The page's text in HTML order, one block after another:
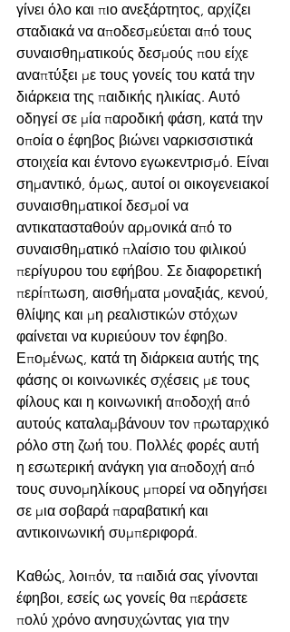
γίνει όλο και πιο ανεξάρτητος, αρχίζει
σταδιακά να αποδεσμεύεται από τους
συναισθηματικούς δεσμούς που είχε
αναπτύξει με τους γονείς του κατά την
διάρκεια της παιδικής ηλικίας. Αυτό
οδηγεί σε μία παροδική φάση, κατά την
οποία ο έφηβος βιώνει ναρκισσιστικά
στοιχεία και έντονο εγωκεντρισμό. Είναι
σημαντικό, όμως, αυτοί οι οικογενειακοί
συναισθηματικοί δεσμοί να
αντικατασταθούν αρμονικά από το
συναισθηματικό πλαίσιο του φιλικού
περίγυρου του εφήβου. Σε διαφορετική
περίπτωση, αισθήματα μοναξιάς, κενού,
θλίψης και μη ρεαλιστικών στόχων
φαίνεται να κυριεύουν τον έφηβο.
Επομένως, κατά τη διάρκεια αυτής της
φάσης οι κοινωνικές σχέσεις με τους
φίλους και η κοινωνική αποδοχή από
αυτούς καταλαμβάνουν τον πρωταρχικό
ρόλο στη ζωή του. Πολλές φορές αυτή
η εσωτερική ανάγκη για αποδοχή από
τους συνομηλίκους μπορεί να οδηγήσει
σε μια σοβαρά παραβατική και
αντικοινωνική συμπεριφορά.
Καθώς, λοιπόν, τα παιδιά σας γίνονται
έφηβοι, εσείς ως γονείς θα περάσετε
πολύ χρόνο ανησυχώντας για την